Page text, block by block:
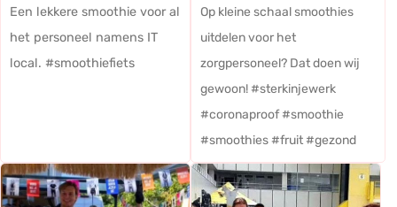
Een lekkere smoothie voor al
het personeel namens IT
local. #smoothiefiets
Op kleine schaal smoothies
uitdelen voor het
zorgpersoneel? Dat doen wij
gewoon! #sterkinjewerk
#coronaproof #smoothie
#smoothies #fruit #gezond